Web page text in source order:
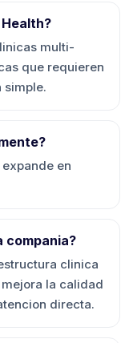
multi-
que requieren
simple.
en
compania?
clinica
la calidad
directa.